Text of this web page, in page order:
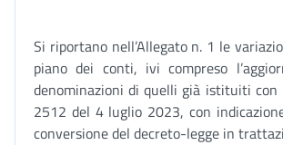
Si riportano nell’Allegato n. 1 le
piano dei conti, ivi compreso
denominazioni di quelli già istituiti con
2512 del 4 luglio 2023, con
conversione del decreto-legge in